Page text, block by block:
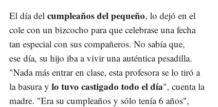
El día del cumpleaños del pequeño, lo dejó en el
cole con un bizcocho para que celebrase una fecha
tan especial con sus compañeros. No sabía que,
ese día, su hijo iba a vivir una auténtica pesadilla.
"Nada más entrar en clase, esta profesora se lo tiró a
la basura y lo tuvo castigado todo el día", cuenta la
madre. "Era su cumpleaños y sólo tenía 6 años",